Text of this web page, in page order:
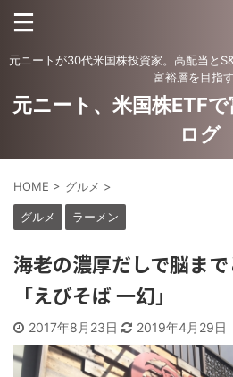
元ニートが30代米国株投資家。高配当と
富裕層を目指す
元ニート、米国株ETF
ログ
HOME > グルメ >
グルメ ラーメン
海老の濃厚だしで脳ま
「えびそば 一幻」
2017年8月23日 2019年4月29日